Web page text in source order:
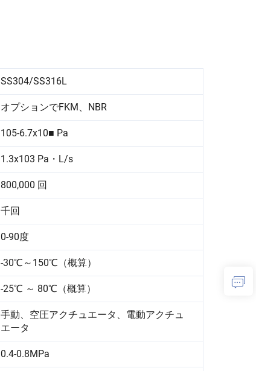
SS304/SS316L
オプションでFKM、NBR
105-6.7x10■ Pa
1.3x103 Pa・L/s
800,000 回
千回
0-90度
-30℃～150℃（概算）
-25℃ ～ 80℃（概算）
手動、空圧アクチュエータ、電動アクチュ
エータ
0.4-0.8MPa